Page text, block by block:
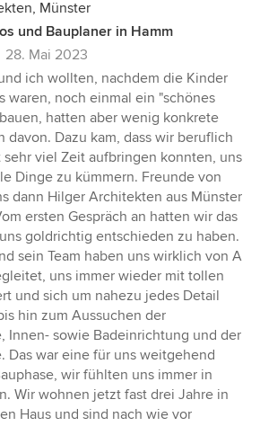
Münster
und Bauplaner in Hamm
28. Mai 2023
ich wollten, nachdem die Kinder
waren, noch einmal ein "schönes
hatten aber wenig konkrete
davon. Dazu kam, dass wir beruflich
viel Zeit aufbringen konnten, uns
Dinge zu kümmern. Freunde von
dann Hilger Architekten aus Münster
ersten Gespräch an hatten wir das
goldrichtig entschieden zu haben.
sein Team haben uns wirklich von A
uns immer wieder mit tollen
und sich um nahezu jedes Detail
hin zum Aussuchen der
Innen- sowie Badeinrichtung und der
Das war eine für uns weitgehend
wir fühlten uns immer in
Wir wohnen jetzt fast drei Jahre in
Haus und sind nach wie vor